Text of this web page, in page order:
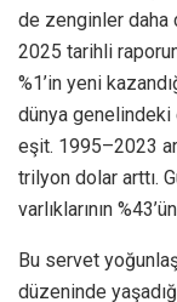
de zenginler daha
2025 tarihli
%1’in yeni
dünya genelindeki
eşit. 1995–2023
trilyon dolar arttı.
varlıklarının
Bu servet
düzeninde